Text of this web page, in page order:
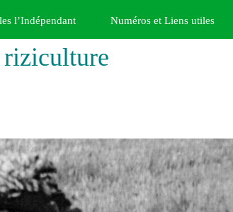
l’Indépendant Numéros et Liens utiles